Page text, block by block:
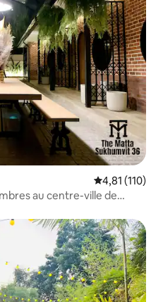
Évaluation
4,81 (110)
au centre-ville de